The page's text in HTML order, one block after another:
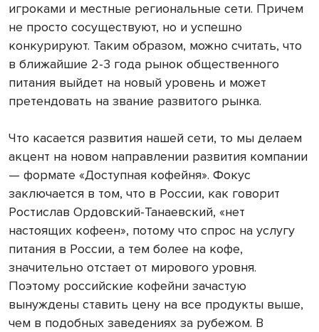
игроками и местные региональные сети. Причем
не просто сосуществуют, но и успешно
конкурируют. Таким образом, можно считать, что
в ближайшие 2-3 года рынок общественного
питания выйдет на новый уровень и может
претендовать на звание развитого рынка.
Что касается развития нашей сети, то мы делаем
акцент на новом направлении развития компании
— формате «Доступная кофейня». Фокус
заключается в том, что в России, как говорит
Ростислав Ордовский-Танаевский, «нет
настоящих кофеен», потому что спрос на услугу
питания в России, а тем более на кофе,
значительно отстает от мирового уровня.
Поэтому российские кофейни зачастую
вынуждены ставить цену на все продукты выше,
чем в подобных заведениях за рубежом. В